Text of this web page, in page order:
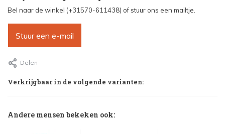
Bel naar de winkel (+31570-611438) of stuur ons een mailtje.
Stuur een e-mail
Delen
Verkrijgbaar in de volgende varianten:
Andere mensen bekeken ook: